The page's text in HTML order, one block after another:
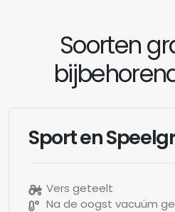
Soorten
Sport en
Vers geteelt
Na de oogst vacuüm